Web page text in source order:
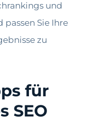
und
Sie Ihre
zu
für
SEO